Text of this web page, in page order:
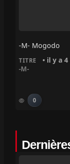
-M- Mogodo
TITRE • il y a 4
-M-
0